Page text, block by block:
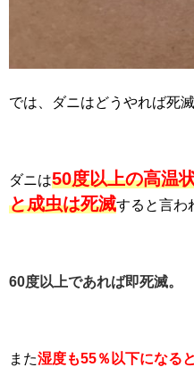
では、ダニはどうやれば死
ダニは50度以上の高温
と成虫は死滅すると言わ
60度以上であれば即死滅。
また湿度も55％以下になる